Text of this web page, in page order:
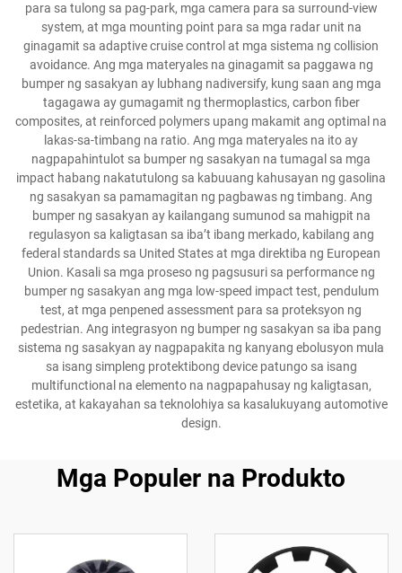
para sa tulong sa pag-park, mga camera para sa surround-view
system, at mga mounting point para sa mga radar unit na
ginagamit sa adaptive cruise control at mga sistema ng collision
avoidance. Ang mga materyales na ginagamit sa paggawa ng
bumper ng sasakyan ay lubhang nadiversify, kung saan ang mga
tagagawa ay gumagamit ng thermoplastics, carbon fiber
composites, at reinforced polymers upang makamit ang optimal na
lakas-sa-timbang na ratio. Ang mga materyales na ito ay
nagpapahintulot sa bumper ng sasakyan na tumagal sa mga
impact habang nakatutulong sa kabuuang kahusayan ng gasolina
ng sasakyan sa pamamagitan ng pagbawas ng timbang. Ang
bumper ng sasakyan ay kailangang sumunod sa mahigpit na
regulasyon sa kaligtasan sa iba’t ibang merkado, kabilang ang
federal standards sa United States at mga direktiba ng European
Union. Kasali sa mga proseso ng pagsusuri sa performance ng
bumper ng sasakyan ang mga low-speed impact test, pendulum
test, at mga penpened assessment para sa proteksyon ng
pedestrian. Ang integrasyon ng bumper ng sasakyan sa iba pang
sistema ng sasakyan ay nagpapakita ng kanyang ebolusyon mula
sa isang simpleng protektibong device patungo sa isang
multifunctional na elemento na nagpapahusay ng kaligtasan,
estetika, at kakayahan sa teknolohiya sa kasalukuyang automotive
design.
Mga Populer na Produkto